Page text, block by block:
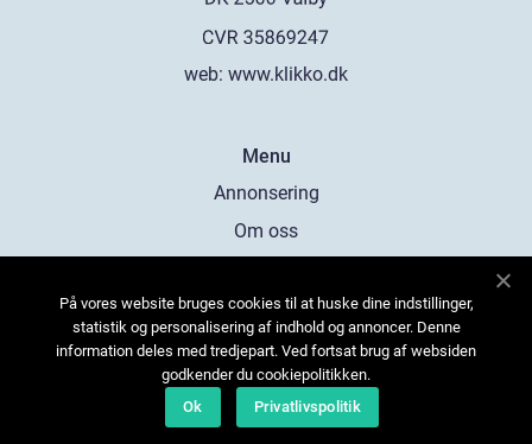
web: www.klikko.dk
Menu
Annonsering
Om oss
Kontakta oss
Sitemap
På vores website bruges cookies til at huske dine indstillinger,
statistik og personalisering af indhold og annoncer. Denne
information deles med tredjepart. Ved fortsat brug af websiden
godkender du cookiepolitikken.
Ok
Privatlivspolitik